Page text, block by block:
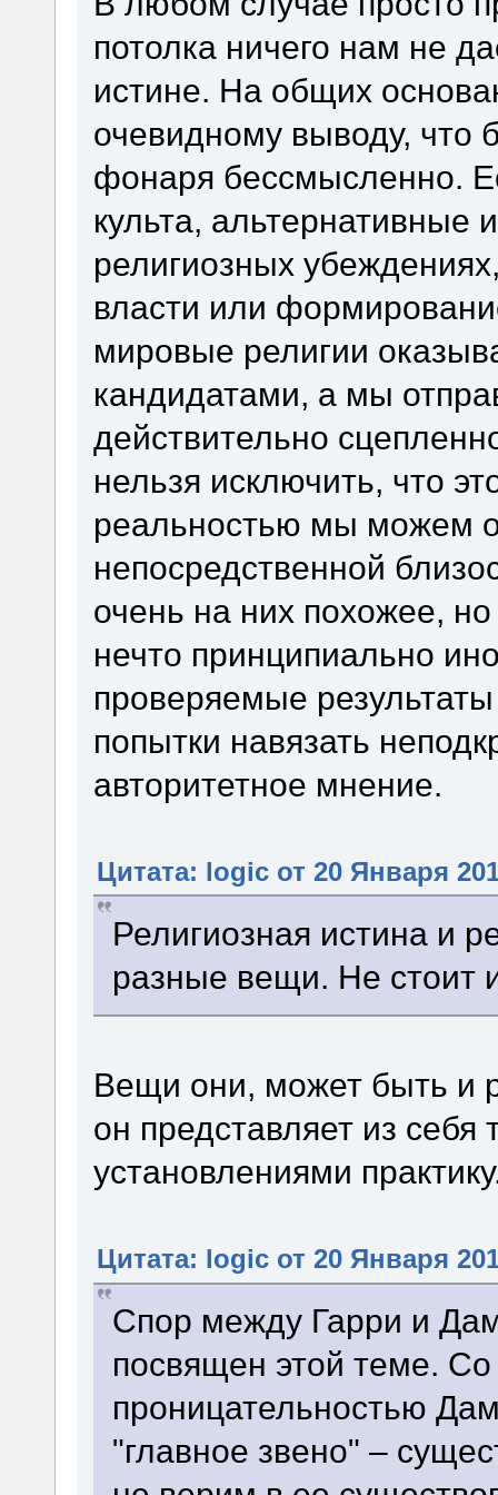
потолка ничего нам не
истине. На общих
очевидному выводу, что
фонаря бессмысленно.
культа, альтернативные
религиозных
власти или
мировые религии
кандидатами, а мы
действительно
нельзя исключить, что
реальностью мы можем
непосредственной
очень на них похожее,
нечто принципиально
проверяемые
попытки навязать
авторитетное мнение.
Цитата: logic от 20 Января
Религиозная истина и
разные вещи. Не стоит
Вещи они, может быть и
он представляет из
установлениями
Цитата: logic от 20 Января
Спор между Гарри и
посвящен этой теме.
проницательностью
"главное звено" –